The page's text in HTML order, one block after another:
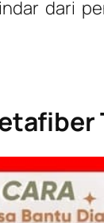
dari